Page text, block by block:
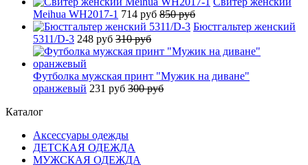
Meihua WH2017-1 714 руб 850 руб
Бюстгальтер женский
5311/D-3 248 руб 310 руб
Футболка мужская принт "Мужик на диване"
оранжевый 231 руб 300 руб
Каталог
Аксессуары одежды
ДЕТСКАЯ ОДЕЖДА
МУЖСКАЯ ОДЕЖДА